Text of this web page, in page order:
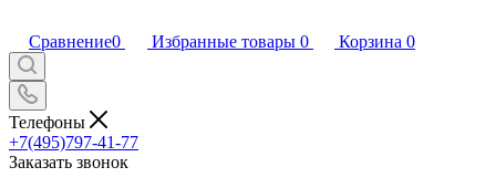
Сравнение0 Избранные товары 0 Корзина 0
Телефоны
+7(495)797-41-77
Заказать звонок